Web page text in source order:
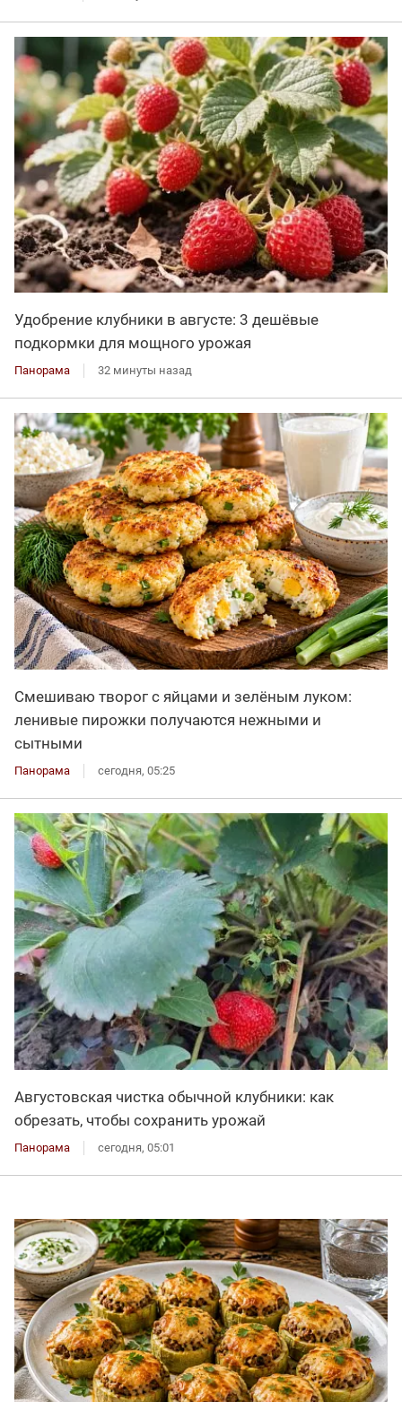
Удобрение клубники в августе: 3 дешёвые
подкормки для мощного урожая
Панорама 32 минуты назад
Смешиваю творог с яйцами и зелёным луком:
ленивые пирожки получаются нежными и
сытными
Панорама сегодня, 05:25
Августовская чистка обычной клубники: как
обрезать, чтобы сохранить урожай
Панорама сегодня, 05:01